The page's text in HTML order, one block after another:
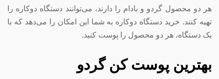
هر دو محصول گردو و بادام را دارند، می‌توانند دستگاه دوکاره را
تهیه کنند. خرید دستگاه دوکاره به شما این امکان را می‌دهد که با
یک دستگاه، هر دو محصول را پوست کنید.
بهترین پوست کن گردو